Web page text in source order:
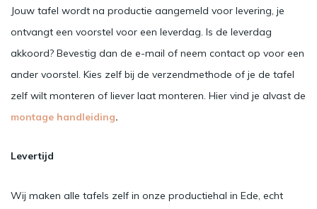
Jouw tafel wordt na productie aangemeld voor levering, je
ontvangt een voorstel voor een leverdag. Is de leverdag
akkoord? Bevestig dan de e-mail of neem contact op voor een
ander voorstel. Kies zelf bij de verzendmethode of je de tafel
zelf wilt monteren of liever laat monteren. Hier vind je alvast de
montage handleiding.
Levertijd
Wij maken alle tafels zelf in onze productiehal in Ede, echt